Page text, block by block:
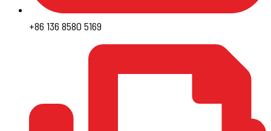
+86 136 8580 5169